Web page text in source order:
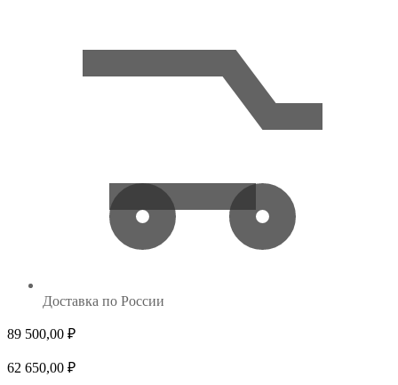
Доставка по России
89 500,00 ₽
62 650,00 ₽